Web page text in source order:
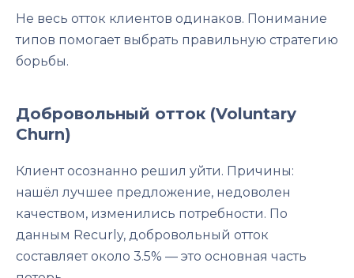
Не весь отток клиентов одинаков. Понимание
типов помогает выбрать правильную стратегию
борьбы.
Добровольный отток (Voluntary
Churn)
Клиент осознанно решил уйти. Причины:
нашёл лучшее предложение, недоволен
качеством, изменились потребности. По
данным Recurly, добровольный отток
составляет около 3.5% — это основная часть